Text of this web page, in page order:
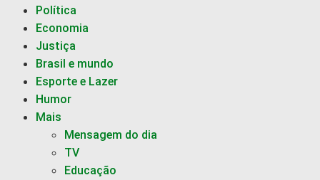
Política
Economia
Justiça
Brasil e mundo
Esporte e Lazer
Humor
Mais
Mensagem do dia
TV
Educação